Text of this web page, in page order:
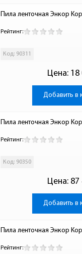
Пила ленточная Энкор
Рейтинг:
Код: 90311
Цена: 18
Добавить в
Пила ленточная Энкор
Рейтинг:
Код: 90350
Цена: 87
Добавить в
Пила ленточная Энкор
Рейтинг: